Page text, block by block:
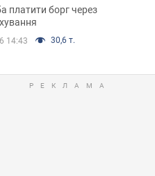
ухвалив
рішення
платити борг через
14:43 30,6 т.